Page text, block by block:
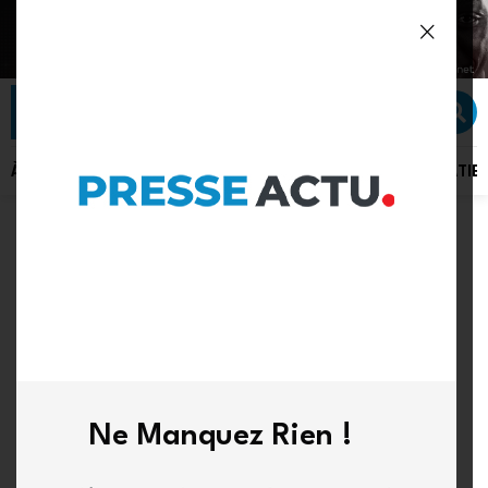
Ne Manquez Rien !
À LA UNE ACTUALITÉ POLITIQUE DIPLOMATIE
l’histoire étonnante de
Paigey Miller